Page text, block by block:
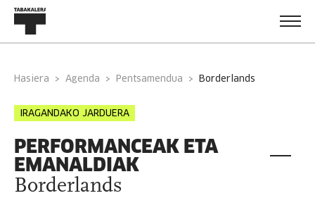
Hasiera Agenda Pentsamendua borderlands
IRAGANDAKO JARDUERA
PERFORMANCEAK ETA
EMANALDIAK
Borderlands